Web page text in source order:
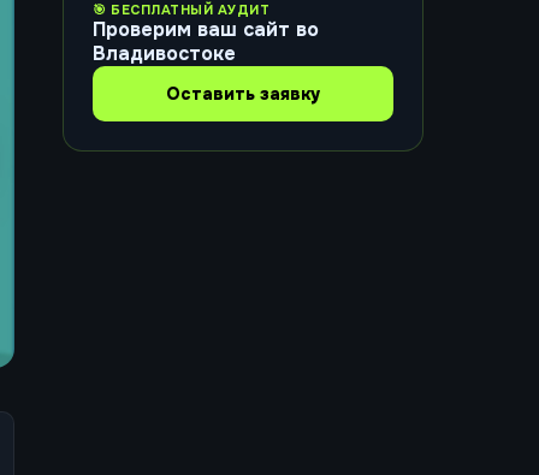
🎯 БЕСПЛАТНЫЙ АУДИТ
Проверим ваш сайт во
Владивостоке
Оставить заявку